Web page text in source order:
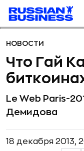
НОВОСТИ
Что Гай
Le Web Paris-
Демидова
18 декабря 2013,